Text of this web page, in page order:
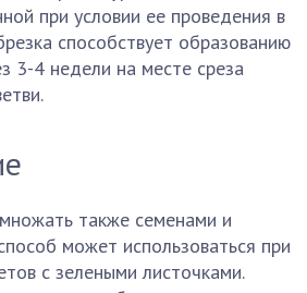
при условии ее проведения в
способствует образованию
3-4 недели на месте среза
также семенами и
может использоваться при
с зелеными листочками.